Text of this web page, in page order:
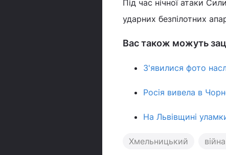
Під час нічної атаки
ударних безпілотних
Вас також можуть
З'явилися фото
Росія вивела в
На Львівщині
Хмельницький